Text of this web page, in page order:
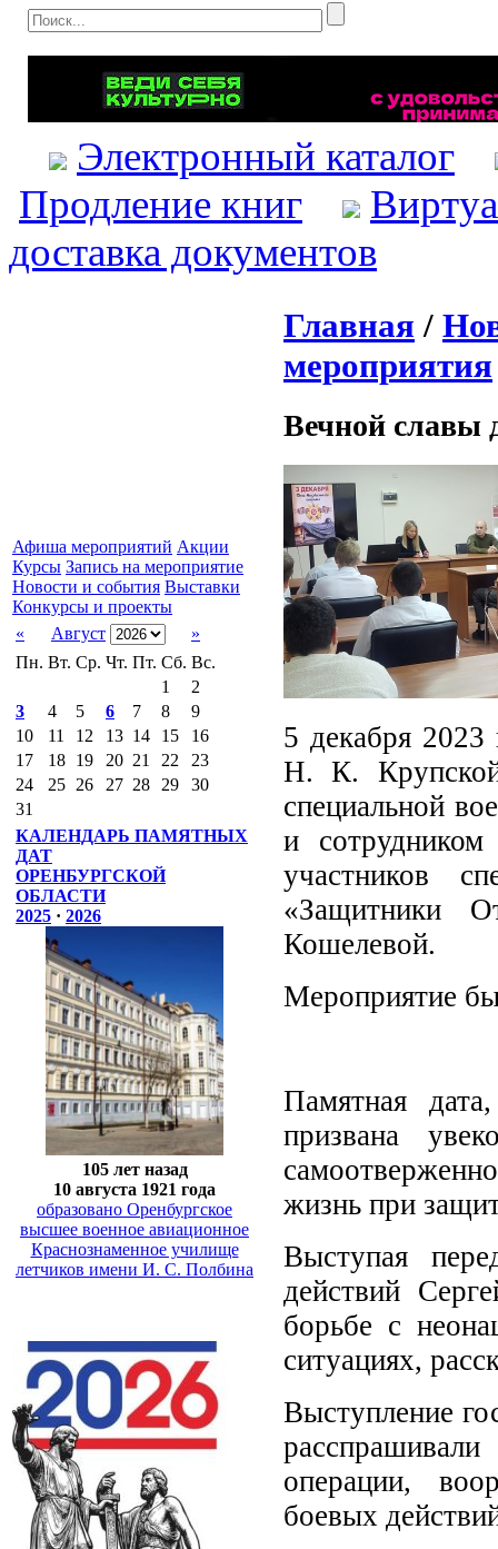
Электронный каталог
Продление книг
доставка документов
Афиша мероприятий Акции
Курсы Запись на мероприятие
Новости и события Выставки
Конкурсы и проекты
«
Август
»
Пн. Вт. Ср. Чт. Пт. Сб. Вс.
1
2
3
4 5 6 7 8
9
10
11 12 13 14 15
16
17
18 19 20 21 22
23
24
25 26 27 28 29
30
31
КАЛЕНДАРЬ ПАМЯТНЫХ
ДАТ
ОРЕНБУРГСКОЙ
ОБЛАСТИ
2025 · 2026
105 лет назад
10 августа 1921 года
образовано Оренбургское
высшее военное авиационное
Краснознаменное училище
летчиков имени И. С. Полбина
Главная /
мероприятия
Вечной славы
5 декабря 2023
Н. К. Крупской
специальной
и сотрудником
участников
«Защитники
Кошелевой.
Мероприятие
Памятная
призвана
жизнь при
Выступая
действий
борьбе с
ситуациях,
Выступление
операции,
боевых